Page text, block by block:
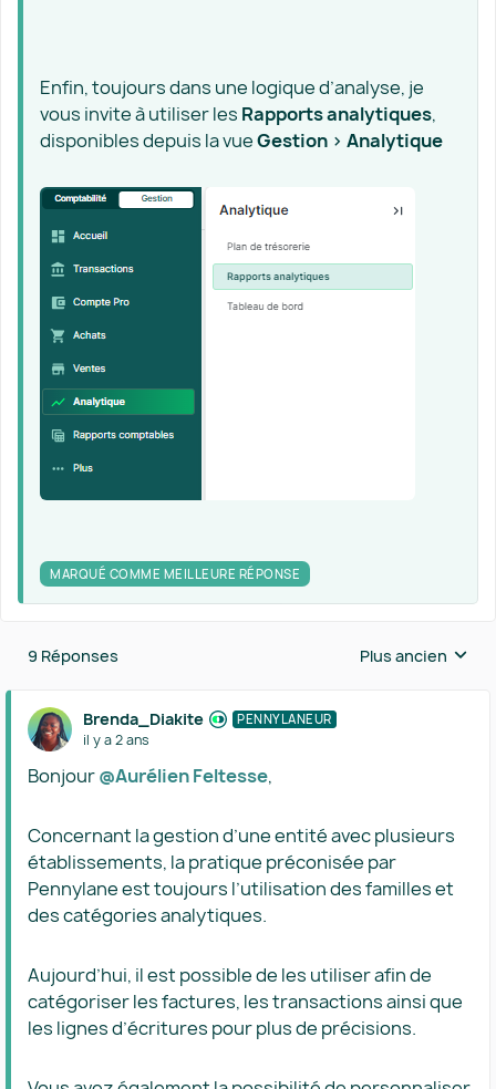
Enfin, toujours dans une logique d’analyse, je
vous invite à utiliser les Rapports analytiques,
disponibles depuis la vueGestion > Analytique
MARQUÉ COMME MEILLEURE RÉPONSE
9 Réponses Réponses triées
Plus ancien
Brenda_Diakite PENNYLANEUR
il y a 2 ans
Bonjour@Aurélien Feltesse,
Concernant la gestion d’une entité avec plusieurs
établissements, la pratique préconisée par
Pennylane est toujours l’utilisation des familles et
des catégories analytiques.
Aujourd’hui, il est possible de les utiliser afin de
catégoriser les factures, les transactions ainsi que
les lignes d’écritures pour plus de précisions.